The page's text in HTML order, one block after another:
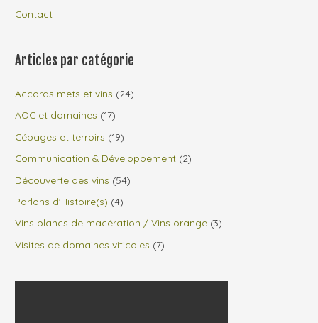
Contact
Articles par catégorie
Accords mets et vins (24)
AOC et domaines (17)
Cépages et terroirs (19)
Communication & Développement (2)
Découverte des vins (54)
Parlons d'Histoire(s) (4)
Vins blancs de macération / Vins orange (3)
Visites de domaines viticoles (7)